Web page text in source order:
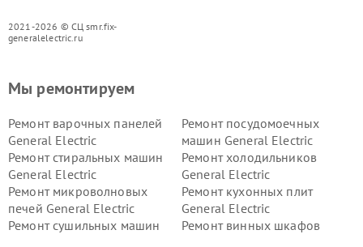
2021-2026 © СЦ smr.fix-
generalelectric.ru
Мы ремонтируем
Ремонт варочных панелей
General Electric
Ремонт посудомоечных
машин General Electric
Ремонт стиральных машин
General Electric
Ремонт холодильников
General Electric
Ремонт микроволновых
печей General Electric
Ремонт кухонных плит
General Electric
Ремонт сушильных машин
Ремонт винных шкафов